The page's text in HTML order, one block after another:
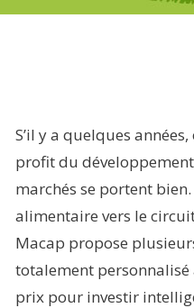
S’il y a quelques
profit du développement
marchés se portent
alimentaire vers le
Macap propose
totalement
prix pour investir